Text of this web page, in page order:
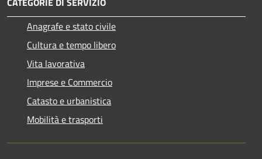
Anagrafe e stato civile
Cultura e tempo libero
Vita lavorativa
Imprese e Commercio
Catasto e urbanistica
Mobilità e trasporti